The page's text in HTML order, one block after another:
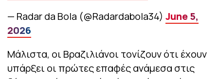
— Radar da Bola (@Radardabola34) June 5,
2026
Μάλιστα, οι Βραζιλιάνοι τονίζουν ότι έχουν
υπάρξει οι πρώτες επαφές ανάμεσα στις